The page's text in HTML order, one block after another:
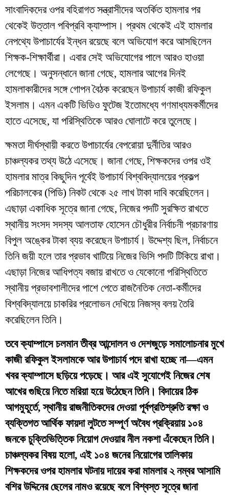
সাংবাদিকদের ওপর বহিরাগত সন্ত্রাসীদের অতর্কিত হামলার পর
থেকেই উত্তাল পবিপ্রবি ক্যাম্পাস। প্রথম থেকেই এই হামলার
নেপথ্যে উপাচার্যের ইন্ধন রয়েছে বলে অভিযোগ করে আসছিলেন
শিক্ষক-শিক্ষার্থীরা। এবার সেই অভিযোগের পালে আরও হাওয়া
লেগেছে। অনুসন্ধানে জানা গেছে, হামলার আগের দিনই
হামলাকারীদের সঙ্গে গোপন বৈঠক করেছেন উপাচার্য কাজী রফিকুল
ইসলাম। এমন একটি ভিডিও ফুটেজ ইতোমধ্যে গণমাধ্যমকর্মীদের
হাতে এসেছে, যা পরিস্থিতিকে আরও ঘোলাটে করে তুলেছে।
​ক্ষমতা দীর্ঘস্থায়ী করতে উপাচার্যের বেপরোয়া দুর্নীতির আরও
চাঞ্চল্যকর তথ্য উঠে এসেছে। জানা গেছে, শিক্ষকদের ওপর ওই
হামলার মাত্র কিছুদিন পূর্বেই উপাচার্য বিশ্ববিদ্যালয়ের প্রকল্প
পরিচালকের (পিডি) নিকট থেকে ২৫ লাখ টাকা দাবি করেছিলেন।
এছাড়া একাধিক সূত্রে জানা গেছে, নিজের পদটি সুরক্ষিত রাখতে
স্থানীয় সংসদ সদস্য আলতাফ হোসেন চৌধুরীর নির্বাচনী প্রচারণায়
বিপুল অঙ্কের টাকা ব্যয় করেছেন উপাচার্য। উদ্দেশ্য ছিল, নির্বাচনে
তিনি জয়ী হলে তার প্রভাব খাটিয়ে নিজের ভিসি পদটি টিকিয়ে রাখা।
এছাড়া নিজের আধিপত্য বজায় রাখতে ও যেকোনো পরিস্থিতিতে
স্থানীয় প্রভাবশালীদের পাশে পেতে রাজনৈতিক নেতা-কর্মীদের
বিশ্ববিদ্যালয়ে চাকরির প্রলোভন দেখিয়ে নিজস্ব বলয় তৈরি
করেছিলেন তিনি।
তবে ক্যাম্পাসে চলমান তীব্র আন্দোলন ও দেশজুড়ে সমালোচনার মুখে
কাজী রফিকুল ইসলামকে আর উপাচার্য পদে রাখা হচ্ছে না—এমন
খবর ক্যাম্পাসে ছড়িয়ে পড়েছে। আর এই সুযোগেই নিজের শেষ
আখের গুছিয়ে নিতে মরিয়া হয়ে উঠেছেন তিনি। বিদায়ের ঠিক
আগমুহূর্তে, স্থানীয় রাজনীতিকদের দেওয়া পূর্বপ্রতিশ্রুতি রক্ষা ও
ব্যক্তিগত আর্থিক ফায়দা লুটতে সম্পূর্ণ অবৈধ প্রক্রিয়ায় ১০৪
জনকে চুক্তিভিত্তিক নিয়োগ দেওয়ার নীল নকশা এঁকেছেন তিনি।
চাঞ্চল্যকর বিষয় হলো, এই ১০৪ জনের নিয়োগের তালিকায়
শিক্ষকদের ওপর হামলার ঘটনায় দায়ের করা মামলার ২ নম্বর আসামি
বশির উদ্দিনের ছেলের নামও রয়েছে বলে বিশ্বস্ত সূত্রে জানা